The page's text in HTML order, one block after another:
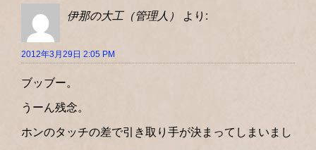
伊那の大工（管理人） より:
2012年3月29日 2:05 PM
ブッブー。
うーん残念。
ホンのタッチの差で引き取り手が決まってしまいまし